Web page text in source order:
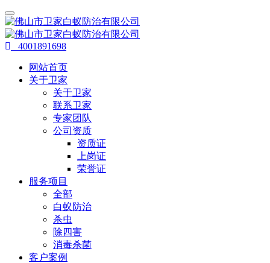
4001891698
网站首页
关于卫家
关于卫家
联系卫家
专家团队
公司资质
资质证
上岗证
荣誉证
服务项目
全部
白蚁防治
杀虫
除四害
消毒杀菌
客户案例